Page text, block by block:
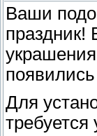
Ваши
праздник!
Для